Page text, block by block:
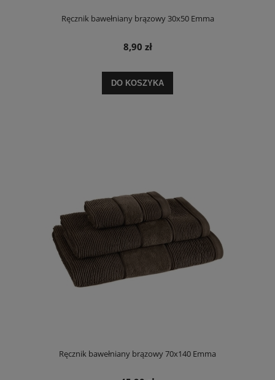
Ręcznik bawełniany brązowy 30x50 Emma
8,90 zł
DO KOSZYKA
Ręcznik bawełniany brązowy 70x140 Emma